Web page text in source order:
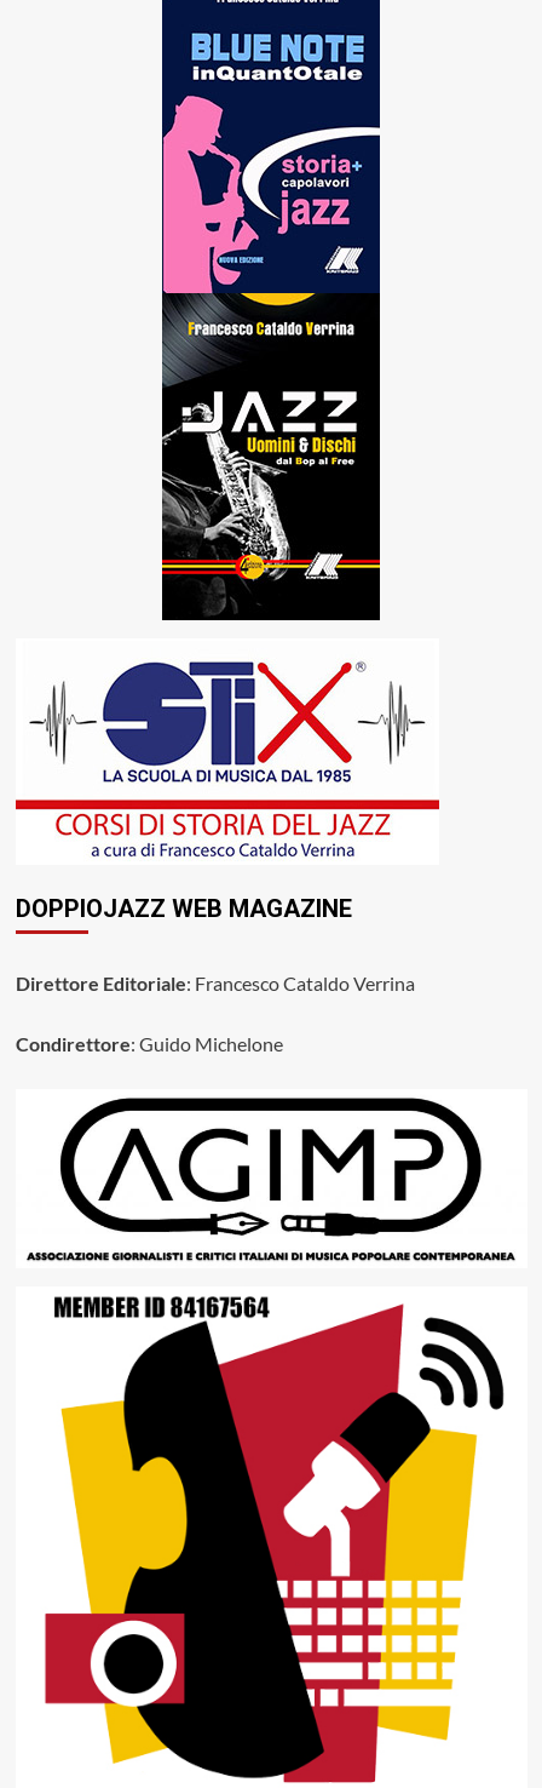
DOPPIOJAZZ WEB MAGAZINE
Direttore Editoriale: Francesco Cataldo Verrina
Condirettore: Guido Michelone